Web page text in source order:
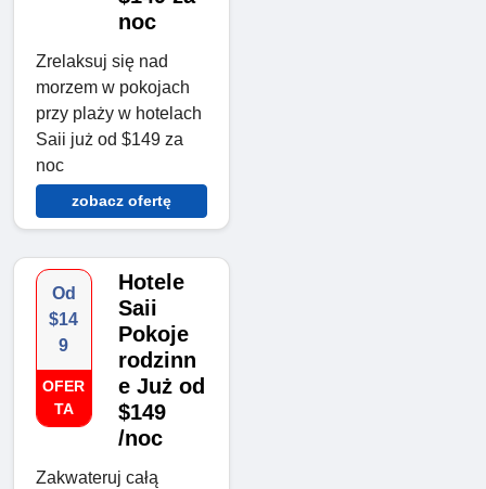
noc
Zrelaksuj się nad
morzem w pokojach
przy plaży w hotelach
Saii już od $149 za
noc
zobacz ofertę
Od
$14
9
OFER
TA
Hotele
Saii
Pokoje
rodzinn
e Już od
$149
/noc
Zakwateruj całą